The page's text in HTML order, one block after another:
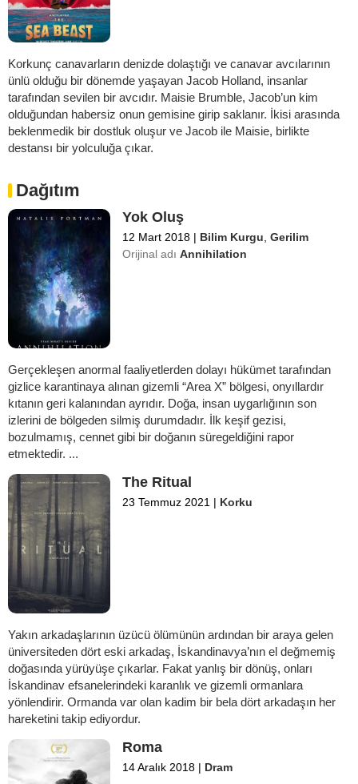
Korkunç canavarların denizde dolaştığı ve canavar avcılarının
ünlü olduğu bir dönemde yaşayan Jacob Holland, insanlar
tarafından sevilen bir avcıdır. Maisie Brumble, Jacob’un kim
olduğundan habersiz onun gemisine girip saklanır. İkisi arasında
beklenmedik bir dostluk oluşur ve Jacob ile Maisie, birlikte
destansı bir yolculuğa çıkar.
Dağıtım
Yok Oluş
12 Mart 2018 | Bilim Kurgu ,Gerilim
Orijinal adıAnnihilation
Gerçekleşen anormal faaliyetlerden dolayı hükümet tarafından
gizlice karantinaya alınan gizemli “Area X” bölgesi, onyıllardır
kıtanın geri kalanından ayrıdır. Doğa, insan uygarlığının son
izlerini de bölgeden silmiş durumdadır. İlk keşif gezisi,
bozulmamış, cennet gibi bir doğanın süregeldiğini rapor
etmektedir. ...
The Ritual
23 Temmuz 2021 | Korku
Yakın arkadaşlarının üzücü ölümünün ardından bir araya gelen
üniversiteden dört eski arkadaş, İskandinavya’nın el değmemiş
doğasında yürüyüşe çıkarlar. Fakat yanlış bir dönüş, onları
İskandinav efsanelerindeki karanlık ve gizemli ormanlara
yönlendirir. Ormanda var olan kadim bir bela dört arkadaşın her
hareketini takip ediyordur.
Roma
14 Aralık 2018 | Dram